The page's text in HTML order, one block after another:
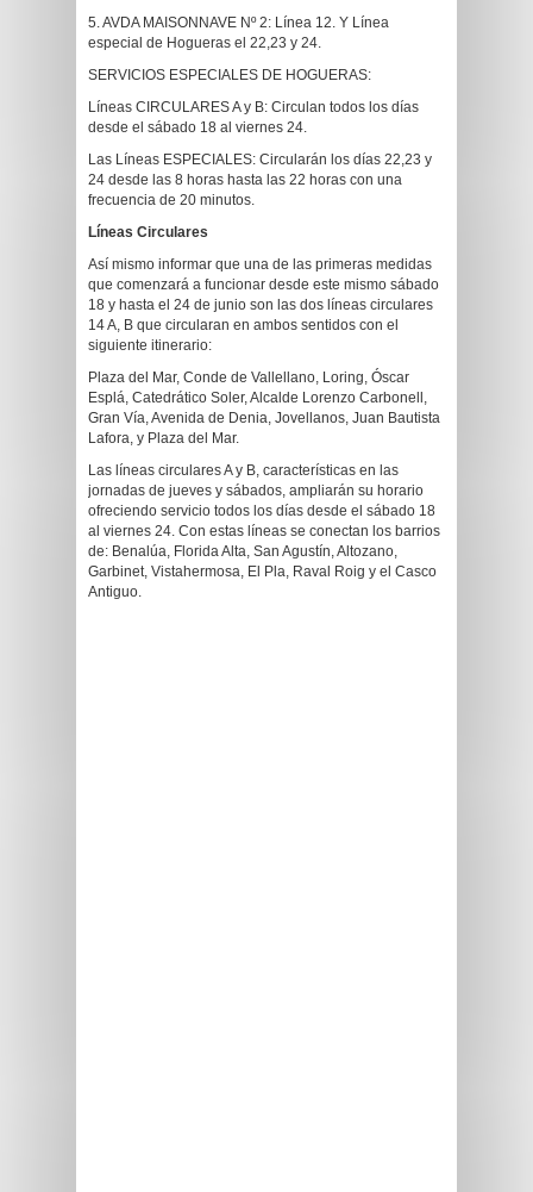
5. AVDA MAISONNAVE Nº 2: Línea 12. Y Línea
especial de Hogueras el 22,23 y 24.
SERVICIOS ESPECIALES DE HOGUERAS:
Líneas CIRCULARES A y B: Circulan todos los días
desde el sábado 18 al viernes 24.
Las Líneas ESPECIALES: Circularán los días 22,23 y
24 desde las 8 horas hasta las 22 horas con una
frecuencia de 20 minutos.
Líneas Circulares
Así mismo informar que una de las primeras medidas
que comenzará a funcionar desde este mismo sábado
18 y hasta el 24 de junio son las dos líneas circulares
14 A, B que circularan en ambos sentidos con el
siguiente itinerario:
Plaza del Mar, Conde de Vallellano, Loring, Óscar
Esplá, Catedrático Soler, Alcalde Lorenzo Carbonell,
Gran Vía, Avenida de Denia, Jovellanos, Juan Bautista
Lafora, y Plaza del Mar.
Las líneas circulares A y B, características en las
jornadas de jueves y sábados, ampliarán su horario
ofreciendo servicio todos los días desde el sábado 18
al viernes 24. Con estas líneas se conectan los barrios
de: Benalúa, Florida Alta, San Agustín, Altozano,
Garbinet, Vistahermosa, El Pla, Raval Roig y el Casco
Antiguo.